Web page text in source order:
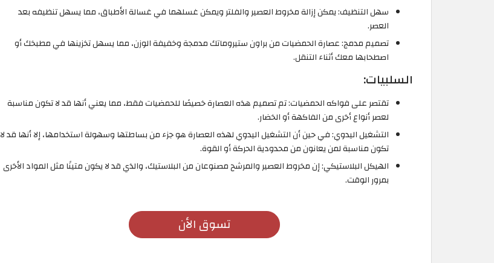
سهل التنظيف: يمكن إزالة مخروط العصير والفلتر ويمكن غسلهما في غسالة الأطباق، مما يسهل تنظيفه بعد
العصر.
تصميم مدمج: عصارة الحمضيات من براون ستيروماتك مدمجة وخفيفة الوزن، مما يسهل تخزينها في مطبخك أو
اصطحابها معك أثناء التنقل.
السلبيات:
تقتصر على فواكه الحمضيات: تم تصميم هذه العصارة خصيصًا للحمضيات فقط، مما يعني أنها قد لا تكون مناسبة
لعصر أنواع أخرى من الفاكهة أو الخضار.
التشغيل اليدوي: في حين أن التشغيل اليدوي لهذه العصارة هو جزء من بساطتها وسهولة استخدامها، إلا أنها قد لا
تكون مناسبة لمن يعانون من محدودية الحركة أو القوة.
الهيكل البلاستيكي: إن مخروط العصير والمرشح مصنوعان من البلاستيك، والذي قد لا يكون متينًا مثل المواد الأخرى
بمرور الوقت.
تسوق الأن